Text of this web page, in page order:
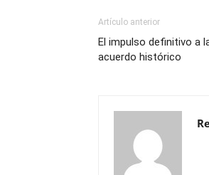
Artículo anterior
El impulso definitivo a
acuerdo histórico